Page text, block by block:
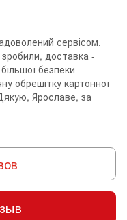
сервісом.
доставка -
безпеки
обрешітку картонної
Ярославе, за